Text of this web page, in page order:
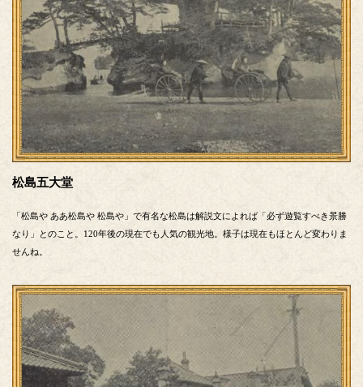
松島五大堂
「松島や ああ松島や 松島や」で有名な松島は解説文によれば「必ず遊覧すべき景勝
なり」とのこと。120年後の現在でも人気の観光地。様子は現在もほとんど変わりま
せんね。